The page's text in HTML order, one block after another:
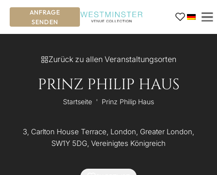
ANFRAGE
SENDEN
Zurück zu allen Veranstaltungsorten
PRINZ PHILIP HAUS
Startseite ' Prinz Philip Haus
3, Carlton House Terrace, London, Greater London,
SW1Y 5DG, Vereinigtes Königreich